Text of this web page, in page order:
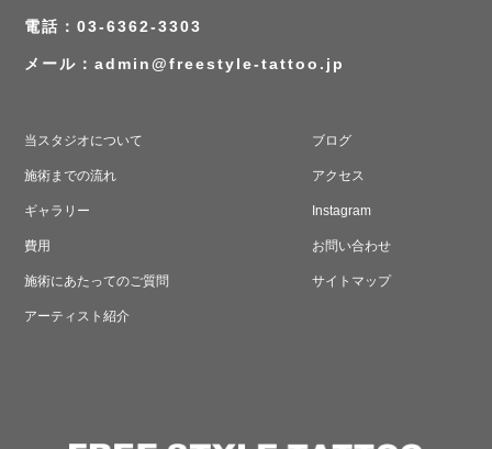
電話：03-6362-3303
メール：admin@freestyle-tattoo.jp
当スタジオについて ブログ
施術までの流れ アクセス
ギャラリー Instagram
費用 お問い合わせ
施術にあたってのご質問 サイトマップ
アーティスト紹介